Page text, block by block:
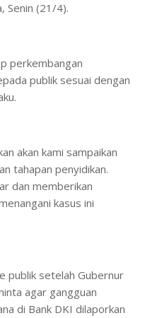
Senin (21/4).
perkembangan
publik sesuai dengan
akan kami sampaikan
tahapan penyidikan.
dan memberikan
kasus ini
publik setelah Gubernur
agar gangguan
di Bank DKI dilaporkan